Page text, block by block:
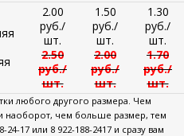
2.00
руб./
шт.
2.50
руб./
шт.
1.50
руб./
шт.
2.00
руб./
шт.
1.30
руб./
шт.
1.70
руб./
шт.
любого другого размера. Чем
чем больше размер, тем
17 или 8 922-188-2417 и сразу вам